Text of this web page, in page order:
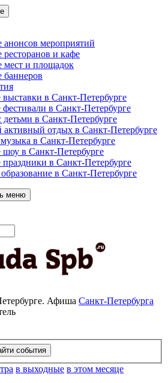
анонсов мероприятий
и кафе
мест и площадок
баннеров
выставки в Санкт-Петербурге
в Санкт-Петербурге
детьми в Санкт-Петербурге
активный отдых в Санкт-Петербурге
в Санкт-Петербурге
шоу в Санкт-Петербурге
праздники в Санкт-Петербурге
в Санкт-Петербурге
меню
Афиша Санкт-Петербурга
в выходные в этом месяце